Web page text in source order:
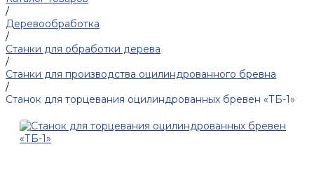
/
Деревообработка
/
Станки для обработки дерева
/
Станки для производства оцилиндрованного бревна
/
Станок для торцевания оцилиндрованных бревен «ТБ-1»